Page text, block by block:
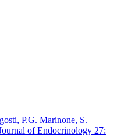
P.G. Marinone, S.
of Endocrinology 27: